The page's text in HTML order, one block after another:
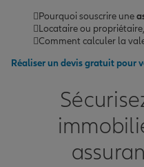
Pourquoi souscrire une
Locataire ou
Comment calculer la
Réaliser un devis gratuit pour